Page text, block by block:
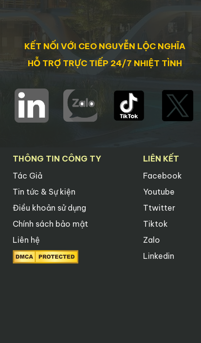
KẾT NỐI VỚI CEO NGUYỄN LỘC NGHĨA
HỖ TRỢ TRỰC TIẾP 24/7 NHIỆT TÌNH
THÔNG TIN CÔNG TY
Tác Giả
Tin tức & Sự kiện
Điều khoản sử dụng
Chính sách bảo mật
Liên hệ
LIÊN KẾT
Facebook
Youtube
Ttwitter
Tiktok
Zalo
Linkedin